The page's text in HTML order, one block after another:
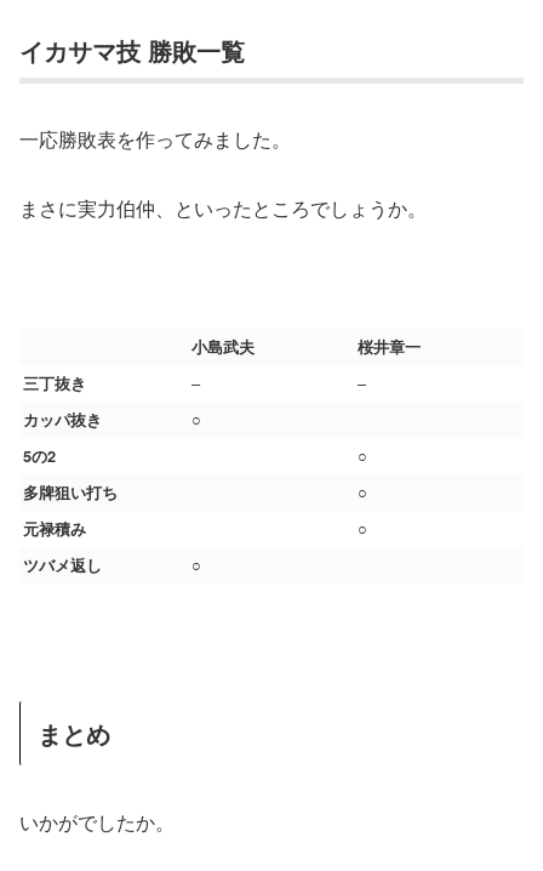
イカサマ技 勝敗一覧
一応勝敗表を作ってみました。
まさに実力伯仲、といったところでしょうか。
小島武夫
桜井章一
三丁抜き
– –
カッパ抜き ○
5の2 ○
多牌狙い打ち ○
元禄積み ○
ツバメ返し ○
まとめ
いかがでしたか。